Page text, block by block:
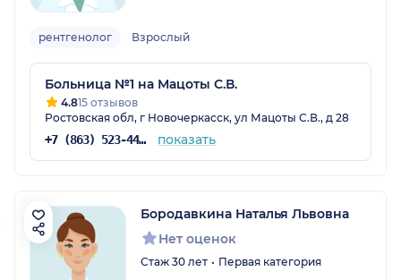
рентгенолог Взрослый
Больница №1 на Мацоты С.В.
4.815 отзывов
Ростовская обл, г Новочеркасск, ул Мацоты С.В., д 28
+7 (863) 523-44-58 показать
Бородавкина Наталья Львовна
Нет оценок
Стаж 30 лет Первая категория